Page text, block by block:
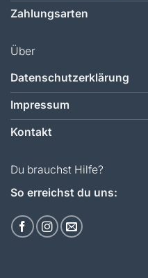
Zahlungsarten
Über
Datenschutzerklärung
Impressum
Kontakt
Du brauchst Hilfe?
So erreichst du uns: